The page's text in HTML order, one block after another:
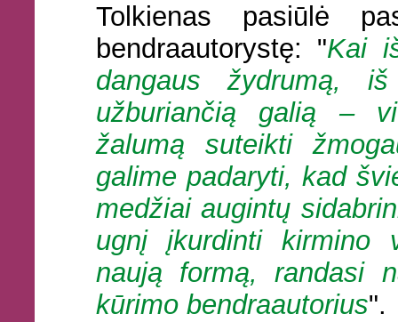
Tolkienas pasiūlė
bendraautorystę: "Kai
dangaus žydrumą,
užburiančią galią –
žalumą suteikti
galime padaryti, kad
medžiai augintų
ugnį įkurdinti kirmino
naują formą, randasi
kūrimo bendraautorius".